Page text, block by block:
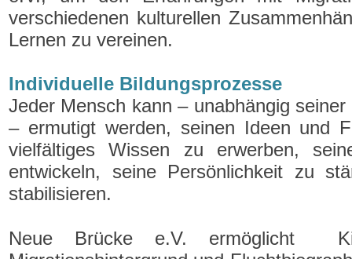
verschiedenen kulturellen
Lernen zu vereinen.
Individuelle Bildungsprozesse
Jeder Mensch kann – unabhängig
– ermutigt werden, seinen Ideen und
vielfältiges Wissen zu erwerben,
entwickeln, seine Persönlichkeit zu
stabilisieren.
Neue Brücke e.V. ermöglicht